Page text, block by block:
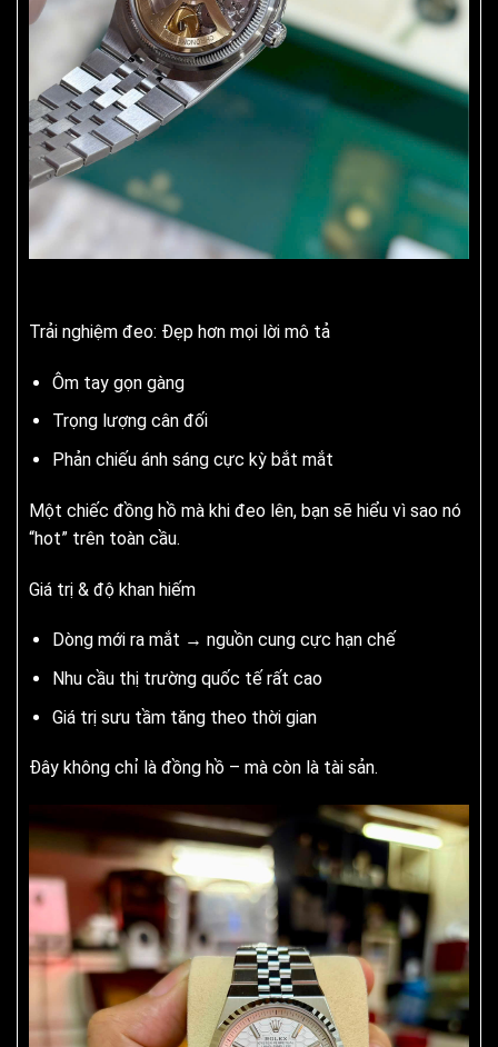
Trải nghiệm đeo: Đẹp hơn mọi lời mô tả
Ôm tay gọn gàng
Trọng lượng cân đối
Phản chiếu ánh sáng cực kỳ bắt mắt
Một chiếc đồng hồ mà khi đeo lên, bạn sẽ hiểu vì sao nó
“hot” trên toàn cầu.
Giá trị & độ khan hiếm
Dòng mới ra mắt → nguồn cung cực hạn chế
Nhu cầu thị trường quốc tế rất cao
Giá trị sưu tầm tăng theo thời gian
Đây không chỉ là đồng hồ – mà còn là tài sản.